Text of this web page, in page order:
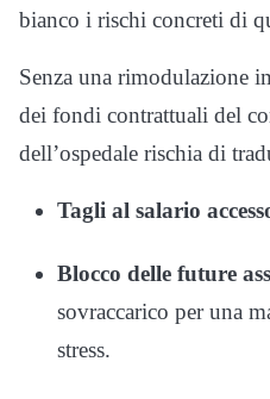
bianco i rischi concreti di
Senza una rimodulazione
dei fondi contrattuali del
dell’ospedale rischia di
Tagli al salario
Blocco delle future
sovraccarico per una
stress.